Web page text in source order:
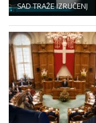
SAD TRAŽE IZRUČENJE